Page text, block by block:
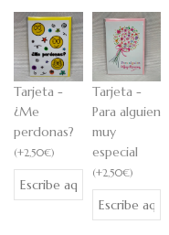
Tarjeta -
¿Me
perdonas?
(+2,50€)
Tarjeta -
Para alguien
muy
especial
(+2,50€)